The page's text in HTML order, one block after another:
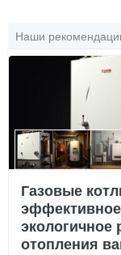
Наши
Газовые
экологичное
отопления